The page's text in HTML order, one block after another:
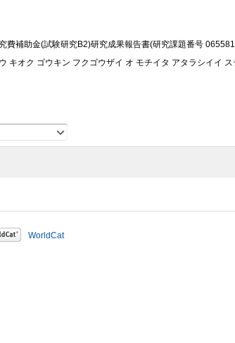
費補助金(試験研究B2)研究成果報告書(研究課題番号
キオク ゴウキン フクゴウザイ オ モチイタ アタラシイイ
WorldCat